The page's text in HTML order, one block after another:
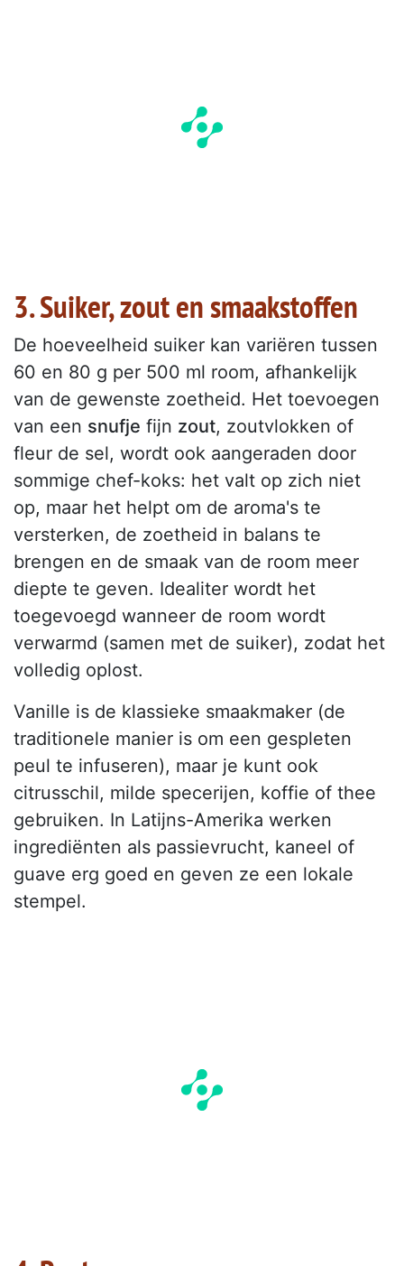
3. Suiker, zout en smaakstoffen
De hoeveelheid suiker kan variëren tussen
60 en 80 g per 500 ml room, afhankelijk
van de gewenste zoetheid. Het toevoegen
van een snufje fijn zout, zoutvlokken of
fleur de sel, wordt ook aangeraden door
sommige chef-koks: het valt op zich niet
op, maar het helpt om de aroma's te
versterken, de zoetheid in balans te
brengen en de smaak van de room meer
diepte te geven. Idealiter wordt het
toegevoegd wanneer de room wordt
verwarmd (samen met de suiker), zodat het
volledig oplost.
Vanille is de klassieke smaakmaker (de
traditionele manier is om een gespleten
peul te infuseren), maar je kunt ook
citrusschil, milde specerijen, koffie of thee
gebruiken. In Latijns-Amerika werken
ingrediënten als passievrucht, kaneel of
guave erg goed en geven ze een lokale
stempel.